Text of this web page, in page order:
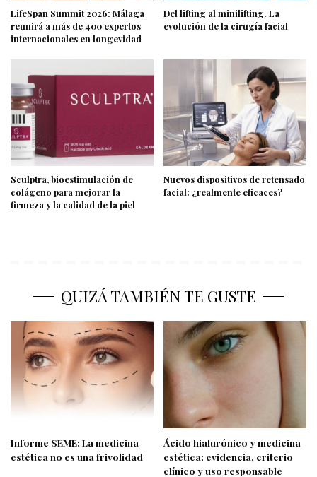
LifeSpan Summit 2026: Málaga
reunirá a más de 400 expertos
internacionales en longevidad
Del lifting al minilifting. La
evolución de la cirugía facial
Sculptra, bioestimulación de
colágeno para mejorar la
firmeza y la calidad de la piel
Nuevos dispositivos de retensado
facial: ¿realmente eficaces?
QUIZÁ TAMBIÉN TE GUSTE
Informe SEME: La medicina
estética no es una frivolidad
Ácido hialurónico y medicina
estética: evidencia, criterio
clínico y uso responsable